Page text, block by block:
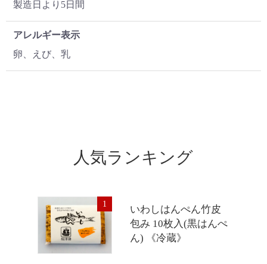
製造日より5日間
アレルギー表示
卵、えび、乳
人気ランキング
1
いわしはんぺん竹皮
包み 10枚入(黒はんぺ
ん) 《冷蔵》